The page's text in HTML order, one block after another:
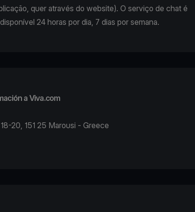
quer através do website). O serviço de chat é
24 horas por dia, 7 dias por semana.
a Viva.com
20, 151 25 Marousi - Greece